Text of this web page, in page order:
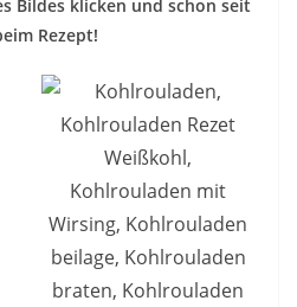
Bildes klicken und schon seit
Rezept!